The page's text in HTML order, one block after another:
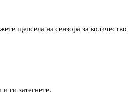
щепсела на сензора за количество
ги затегнете.